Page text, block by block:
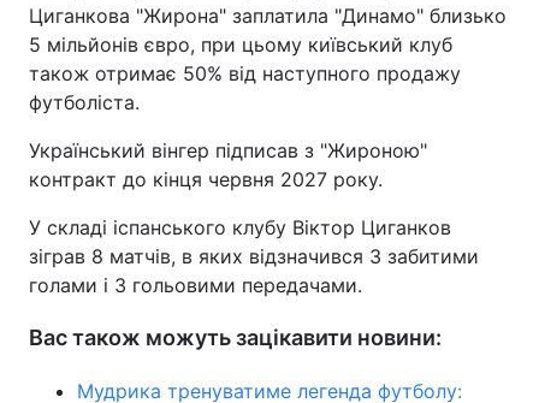
Тема оформлення
Циганкова "Жирона" заплатила "Динамо" близько
5 мільйонів євро, при цьому київський клуб
також отримає 50% від наступного продажу
футболіста.
Український вінгер підписав з "Жироною"
контракт до кінця червня 2027 року.
У складі іспанського клубу Віктор Циганков
зіграв 8 матчів, в яких відзначився 3 забитими
голами і 3 гольовими передачами.
Вас також можуть зацікавити новини:
Мудрика тренуватиме легенда футболу: